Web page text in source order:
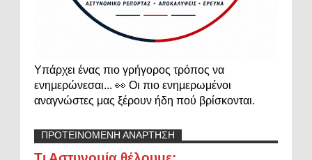
Υπάρχει ένας πιο γρήγορος τρόπος να
ενημερώνεσαι... 👀 Οι πιο ενημερωμένοι
αναγνώστες μας ξέρουν ήδη πού βρίσκονται.
ΠΡΟΤΕΙΝΟΜΕΝΗ ΑΝΑΡΤΗΣΗ